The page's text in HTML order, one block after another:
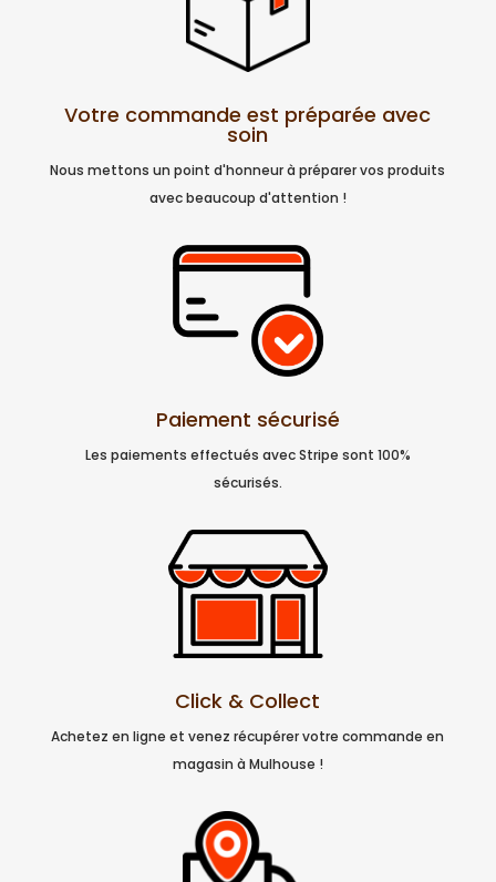
Votre commande est préparée avec
soin
Nous mettons un point d'honneur à préparer vos produits
avec beaucoup d'attention !
Paiement sécurisé
Les paiements effectués avec Stripe sont 100%
sécurisés.
Click & Collect
Achetez en ligne et venez récupérer votre commande en
magasin à Mulhouse !